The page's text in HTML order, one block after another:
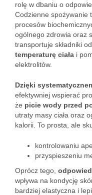
rolę w dbaniu o
Codzienne spożywanie
procesów
ogólnego zdrowia oraz
transportuje składniki
temperaturę ciała i
elektrolitów.
Dzięki
efektywniej wspierać
że picie wody przed
utraty masy ciała oraz
kalorii. To prosta, ale
kontrolowaniu
przyspieszeniu
Oprócz tego,
wpływa na kondycję
bardziej elastyczna i